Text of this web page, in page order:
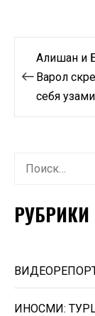
по
записям
Алишан и
Варол
себя
Найти:
РУБРИКИ
ИНОСМИ: